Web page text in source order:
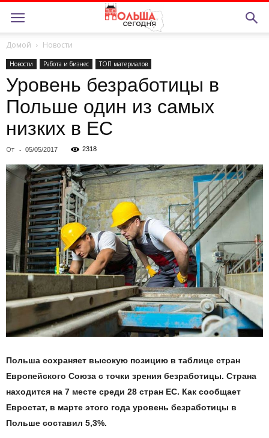
Домой Новости
Новости Работа и бизнес ТОП материалов
Уровень безработицы в
Польше один из самых
низких в ЕС
От - 05/05/2017 2318
Польша сохраняет высокую позицию в таблице стран
Европейского Союза с точки зрения безработицы. Страна
находится на 7 месте среди 28 стран ЕС. Как сообщает
Евростат, в марте этого года уровень безработицы в
Польше составил 5,3%.